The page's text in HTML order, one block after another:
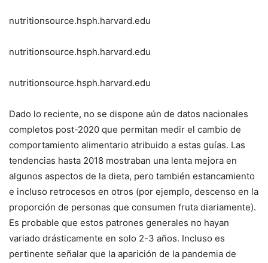
nutritionsource.hsph.harvard.edu
nutritionsource.hsph.harvard.edu
nutritionsource.hsph.harvard.edu
Dado lo reciente, no se dispone aún de datos nacionales
completos post-2020 que permitan medir el cambio de
comportamiento alimentario atribuido a estas guías. Las
tendencias hasta 2018 mostraban una lenta mejora en
algunos aspectos de la dieta, pero también estancamiento
e incluso retrocesos en otros (por ejemplo, descenso en la
proporción de personas que consumen fruta diariamente).
Es probable que estos patrones generales no hayan
variado drásticamente en solo 2-3 años. Incluso es
pertinente señalar que la aparición de la pandemia de